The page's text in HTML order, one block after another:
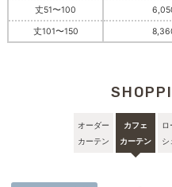
丈51〜100
丈101〜150
オーダー
カーテン
カフェ
カーテン
ロ
シ